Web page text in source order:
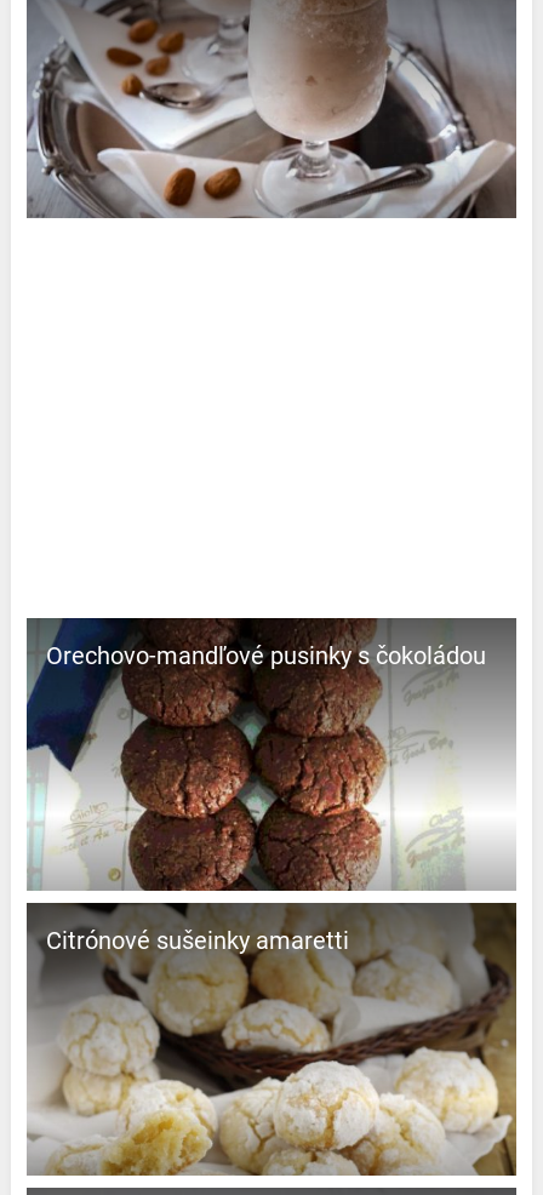
Orechovo-mandľové pusinky s čokoládou
Citrónové sušeinky amaretti